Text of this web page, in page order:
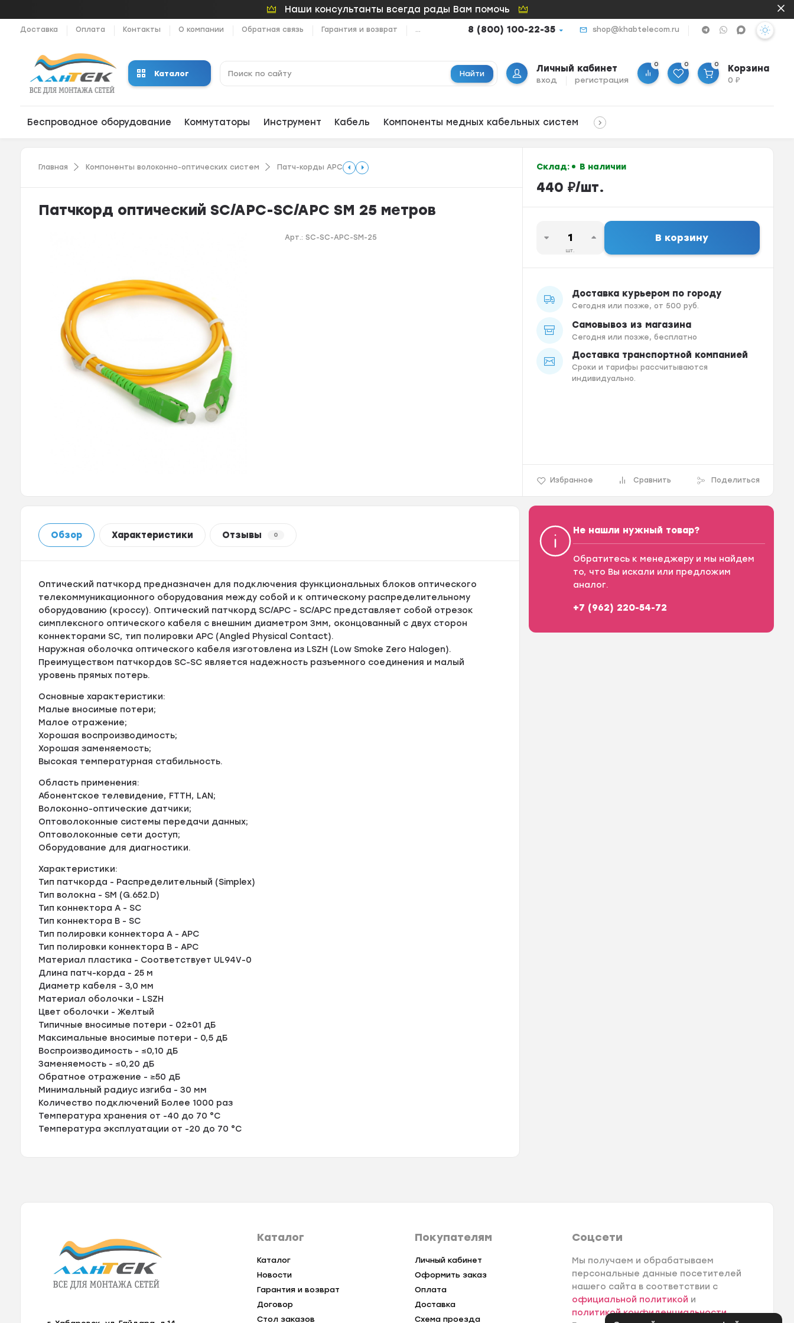
Наши консультанты всегда рады Вам помочь
Доставка Оплата Контакты О компании Обратная связь Гарантия и возврат ... 8 (800) 100-22-35 shop@khabtelecom.ru
Каталог Найти Личный кабинет
вход регистрация
0 0 0 Корзина
0₽
Беспроводное оборудование Коммутаторы Инструмент Кабель Компоненты медных кабельных систем
Главная Компоненты волоконно-оптических систем Патч-корды APC
Патчкорд оптический SC/APC-SC/APC SM 25 метров
Арт.:SC-SC-APC-SM-25
Склад: В наличии
440 ₽/шт.
шт.
В корзину
Доставка курьером по городу
Сегодня или позже, от 500 руб.
Самовывоз из магазина
Сегодня или позже, бесплатно
Доставка транспортной компанией
Сроки и тарифы рассчитываются
индивидуально.
Избранное Сравнить Поделиться
Обзор Характеристики Отзывы 0
Оптический патчкорд предназначен для подключения функциональных блоков оптического
телекоммуникационного оборудования между собой и к оптическому распределительному
оборудованию (кроссу). Оптический патчкорд SC/APC - SC/APC представляет собой отрезок
симплексного оптического кабеля с внешним диаметром 3мм, оконцованный с двух сторон
коннекторами SC, тип полировки APC (Angled Physical Contact).
Наружная оболочка оптического кабеля изготовлена из LSZH (Low Smoke Zero Halogen).
Преимуществом патчкордов SC-SC является надежность разъемного соединения и малый
уровень прямых потерь.
Основные характеристики:
Малые вносимые потери;
Малое отражение;
Хорошая воспроизводимость;
Хорошая заменяемость;
Высокая температурная стабильность.
Область применения:
Абонентское телевидение, FTTH, LAN;
Волоконно-оптические датчики;
Оптоволоконные системы передачи данных;
Оптоволоконные сети доступ;
Оборудование для диагностики.
Характеристики:
Тип патчкорда - Распределительный (Simplex)
Тип волокна - SM (G.652.D)
Тип коннектора A - SC
Тип коннектора B - SC
Тип полировки коннектора A - APC
Тип полировки коннектора B - APC
Материал пластика - Соответствует UL94V-0
Длина патч-корда - 25 м
Диаметр кабеля - 3,0 мм
Материал оболочки - LSZH
Цвет оболочки - Желтый
Типичные вносимые потери - 02±01 дБ
Максимальные вносимые потери - 0,5 дБ
Воспроизводимость - ≤0,10 дБ
Заменяемость - ≤0,20 дБ
Обратное отражение - ≥50 дБ
Минимальный радиус изгиба - 30 мм
Количество подключений Более 1000 раз
Температура хранения от -40 до 70 °C
Температура эксплуатации от -20 до 70 °C
Не нашли нужный товар?
Обратитесь к менеджеру и мы найдем
то, что Вы искали или предложим
аналог.
+7 (962) 220-54-72
Каталог
Каталог
Новости
Гарантия и возврат
Договор
Стол заказов
Покупателям
Личный кабинет
Оформить заказ
Оплата
Доставка
Схема проезда
Соцсети
Мы получаем и обрабатываем
персональные данные посетителей
нашего сайта в соответствии с
официальной политикой и
политикой конфиденциальности.